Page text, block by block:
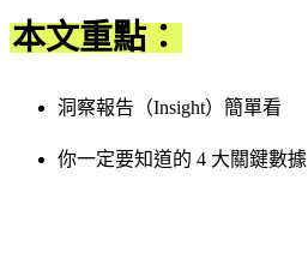
本文重點：
洞察報告（Insight）簡單看
你一定要知道的 4 大關鍵數據